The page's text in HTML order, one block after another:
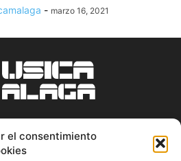
el consentimiento
- marzo 16, 2021
US